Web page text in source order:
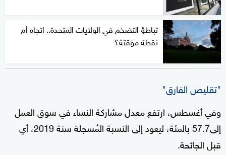
تباطؤ التضخم في الولايات المتحدة.. اتجاه أم
نقطة مؤقتة؟
"تقليص الفارق"
وفي أغسطس، ارتفع معدل مشاركة النساء في سوق العمل
إلى57.7 بالمئة، ليعود إلى النسبة المُسجلة سنة 2019، أي
قبل الجائحة.